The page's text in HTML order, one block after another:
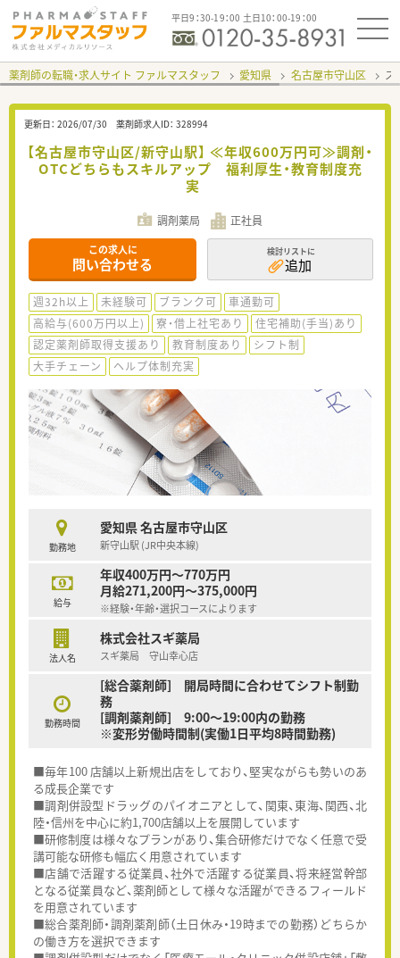
平日9：30-19：00 土日10：00-19：00
薬剤師の転職・求人サイト ファルマスタッフ 愛知県 名古屋市守山区 ス
更新日： 2026/07/30 薬剤師求人ID： 328994
【名古屋市守山区/新守山駅】 ≪年収600万円可≫調剤・
OTCどちらもスキルアップ 福利厚生・教育制度充
実
調剤薬局 正社員
この求人に
問い合わせる
検討リストに
追加
週32h以上 未経験可 ブランク可
車通勤可
高給与(600万円以上)
寮・借上社宅あり
住宅補助(手当)あり
認定薬剤師取得支援あり
教育制度あり
シフト制
大手チェーン
ヘルプ体制充実
勤務地
愛知県 名古屋市守山区
新守山駅 (JR中央本線)
給与
年収400万円～770万円
月給271,200円～375,000円
※経験・年齢・選択コースによります
法人名
株式会社スギ薬局
スギ薬局 守山幸心店
勤務時間
[総合薬剤師] 開局時間に合わせてシフト制勤
務
[調剤薬剤師] 9:00～19:00内の勤務
※変形労働時間制(実働1日平均8時間勤務)
■毎年100 店舗以上新規出店をしており、堅実ながらも勢いのあ
る成長企業です
■調剤併設型ドラッグのパイオニアとして、関東、東海、関西、北
陸・信州を中心に約1,700店舗以上を展開しています
■研修制度は様々なプランがあり、集合研修だけでなく任意で受
講可能な研修も幅広く用意されています
■店舗で活躍する従業員、社外で活躍する従業員、将来経営幹部
となる従業員など、薬剤師として様々な活躍ができるフィールド
を用意されています
■総合薬剤師・調剤薬剤師（土日休み・19時までの勤務）どちらか
の働き方を選択できます